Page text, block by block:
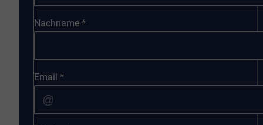
Nachname*
Email*